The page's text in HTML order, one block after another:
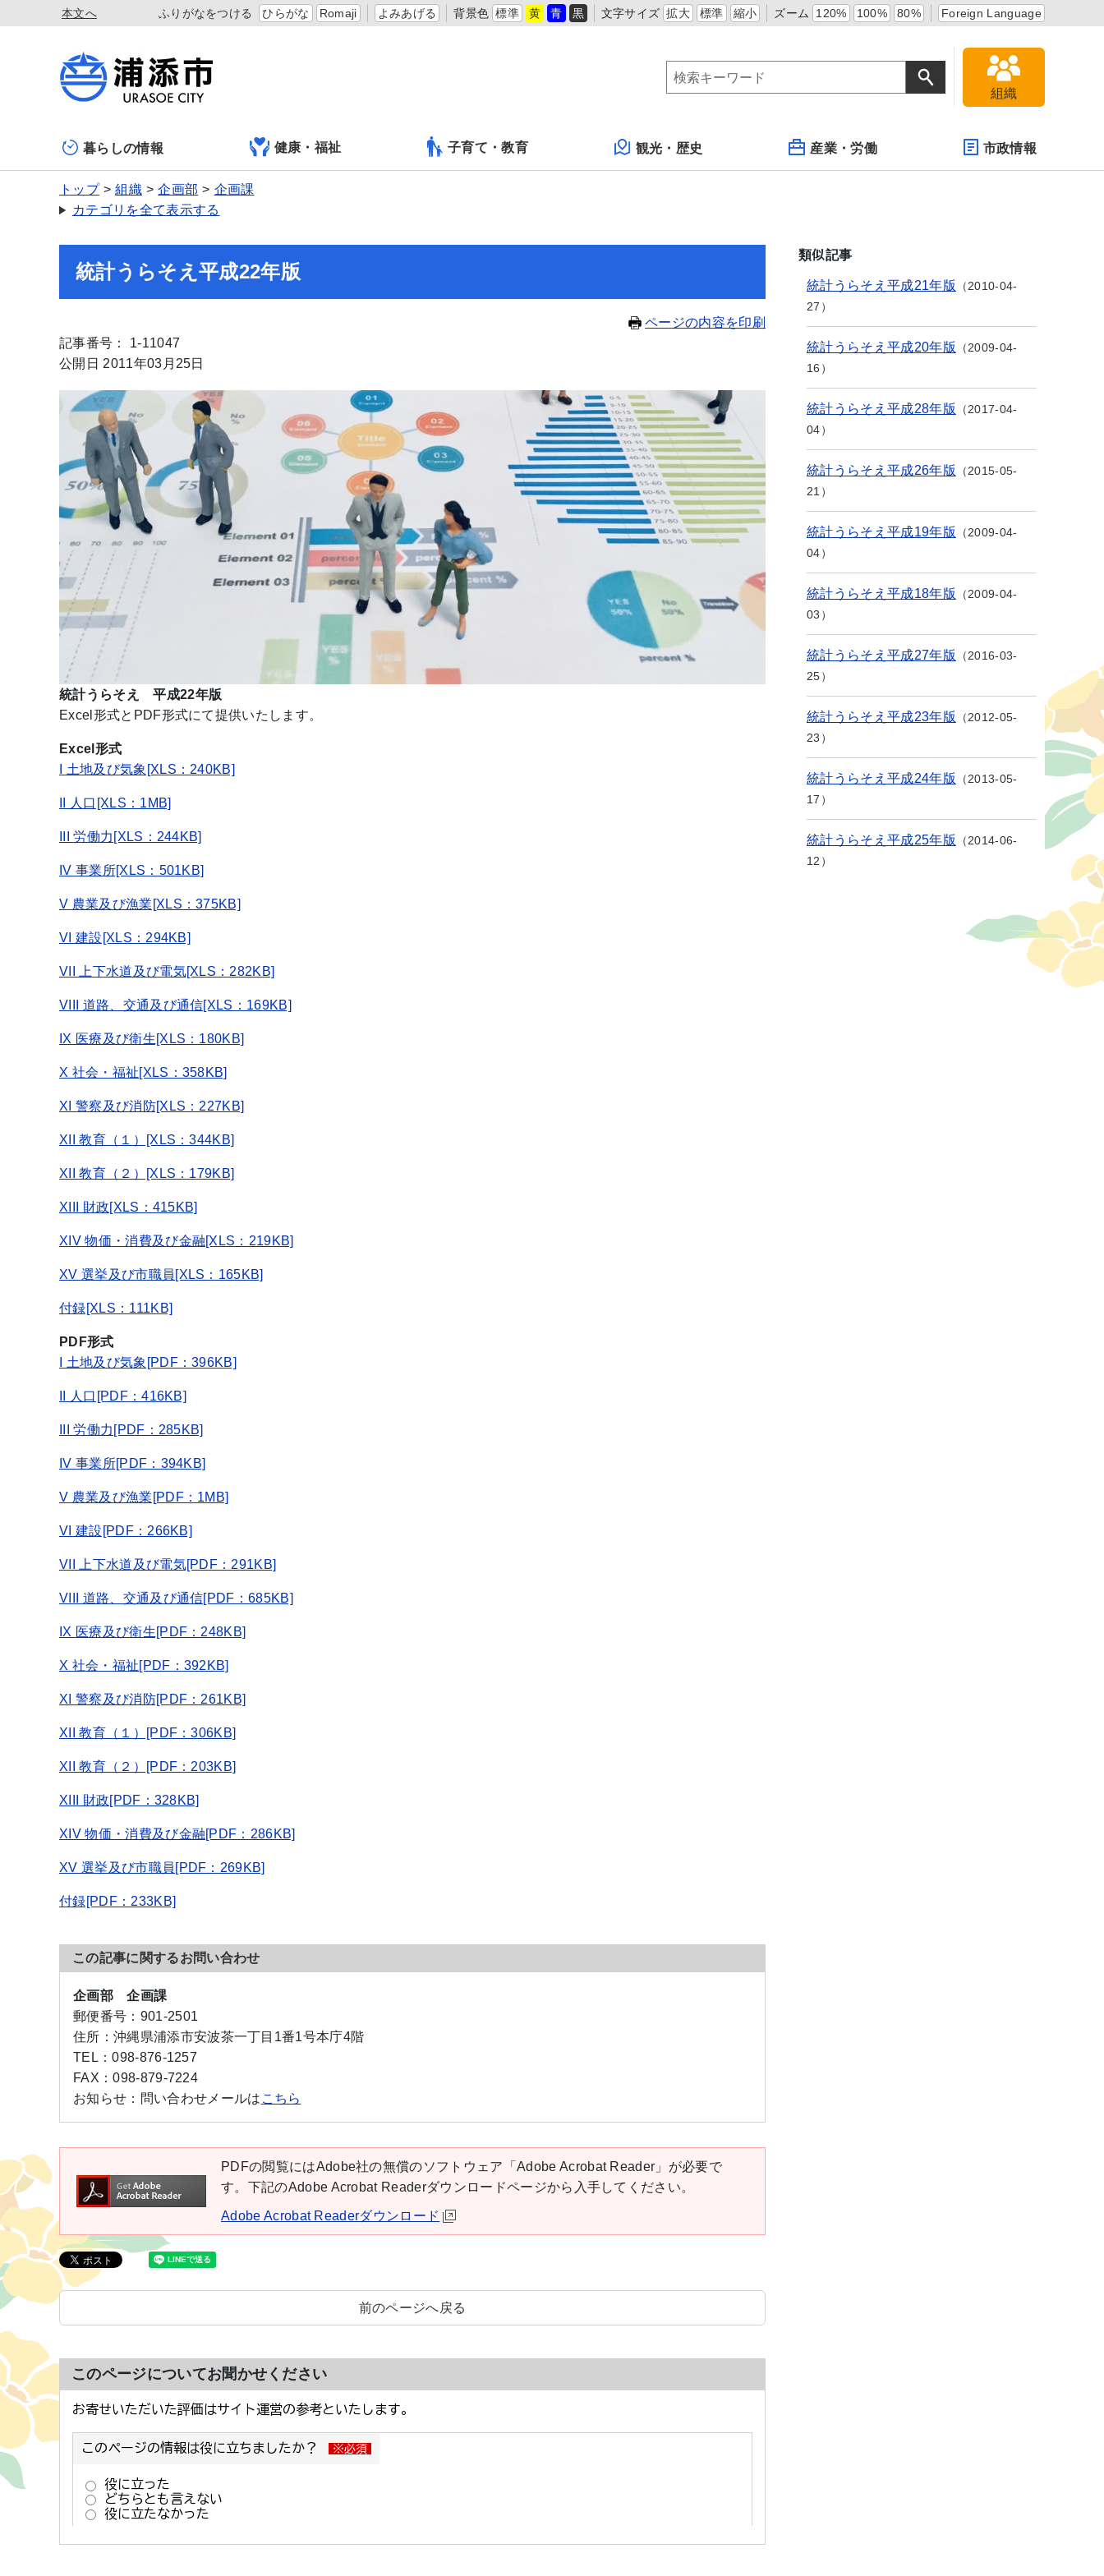
本文へ ふりがなをつける ひらがな Romaji よみあげる 背景色 標準 黄 青 黒 文字サイズ 拡大 標準 縮小 ズーム 120% 100% 80% Foreign Language
組織
暮らしの情報 健康・福祉 子育て・教育 観光・歴史 産業・労働 市政情報
トップ 組織 企画部
企画課
カテゴリを全て表示する
統計うらそえ平成22年版
ページの内容を印刷
記事番号： 1-11047
公開日 2011年03月25日
統計うらそえ 平成22年版
Excel形式とPDF形式にて提供いたします。
Excel形式
I 土地及び気象[XLS：240KB]
II 人口[XLS：1MB]
III 労働力[XLS：244KB]
IV 事業所[XLS：501KB]
V 農業及び漁業[XLS：375KB]
VI 建設[XLS：294KB]
VII 上下水道及び電気[XLS：282KB]
VIII 道路、交通及び通信[XLS：169KB]
IX 医療及び衛生[XLS：180KB]
X 社会・福祉[XLS：358KB]
XI 警察及び消防[XLS：227KB]
XII 教育（１）[XLS：344KB]
XII 教育（２）[XLS：179KB]
XIII 財政[XLS：415KB]
XIV 物価・消費及び金融[XLS：219KB]
XV 選挙及び市職員[XLS：165KB]
付録[XLS：111KB]
PDF形式
I 土地及び気象[PDF：396KB]
II 人口[PDF：416KB]
III 労働力[PDF：285KB]
IV 事業所[PDF：394KB]
V 農業及び漁業[PDF：1MB]
VI 建設[PDF：266KB]
VII 上下水道及び電気[PDF：291KB]
VIII 道路、交通及び通信[PDF：685KB]
IX 医療及び衛生[PDF：248KB]
X 社会・福祉[PDF：392KB]
XI 警察及び消防[PDF：261KB]
XII 教育（１）[PDF：306KB]
XII 教育（２）[PDF：203KB]
XIII 財政[PDF：328KB]
XIV 物価・消費及び金融[PDF：286KB]
XV 選挙及び市職員[PDF：269KB]
付録[PDF：233KB]
この記事に関するお問い合わせ
企画部 企画課
郵便番号： 901-2501
住所： 沖縄県浦添市安波茶一丁目1番1号本庁4階
TEL：098-876-1257
FAX：098-879-7224
お知らせ： 問い合わせメールは こちら
PDFの閲覧にはAdobe社の無償のソフトウェア「Adobe Acrobat Reader」が必要で
す。下記のAdobe Acrobat Readerダウンロードページから入手してください。
Adobe Acrobat Readerダウンロード
前のページへ戻る
このページについてお聞かせください
類似記事
統計うらそえ平成21年版
2010-04-
27
統計うらそえ平成20年版
2009-04-
16
統計うらそえ平成28年版
2017-04-
04
統計うらそえ平成26年版
2015-05-
21
統計うらそえ平成19年版
2009-04-
04
統計うらそえ平成18年版
2009-04-
03
統計うらそえ平成27年版
2016-03-
25
統計うらそえ平成23年版
2012-05-
23
統計うらそえ平成24年版
2013-05-
17
統計うらそえ平成25年版
2014-06-
12